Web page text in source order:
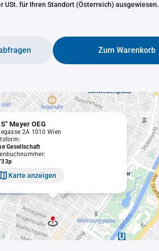
USt. für Ihren Standort (Österreich) ausgewiesen.
Zum Warenkorb
S" Mayer OEG
2A 1010 Wien
Gesellschaft
Karte anzeigen